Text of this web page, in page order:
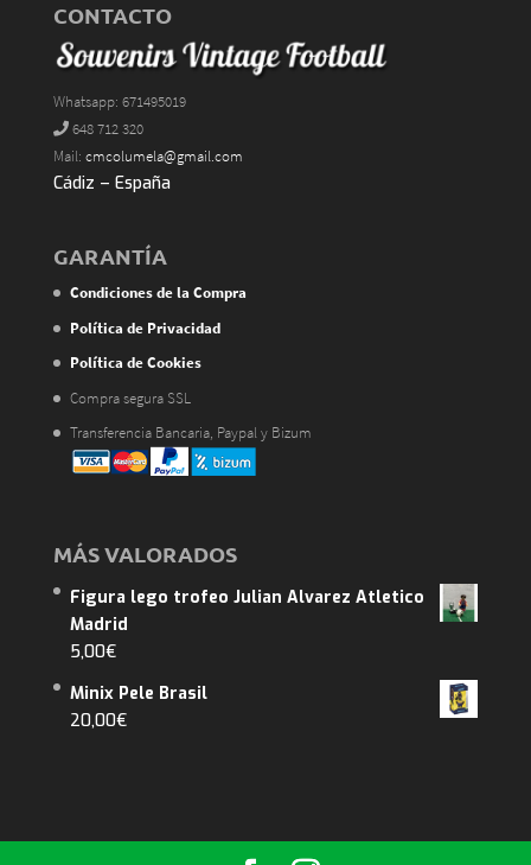
CONTACTO
Whatsapp: 671495019
648 712 320
Mail: cmcolumela@gmail.com
Cádiz – España
GARANTÍA
Condiciones de la Compra
Política de Privacidad
Política de Cookies
Compra segura SSL
Transferencia Bancaria, Paypal y Bizum
MÁS VALORADOS
Figura lego trofeo Julian Alvarez Atletico
Madrid
5,00€
Minix Pele Brasil
20,00€